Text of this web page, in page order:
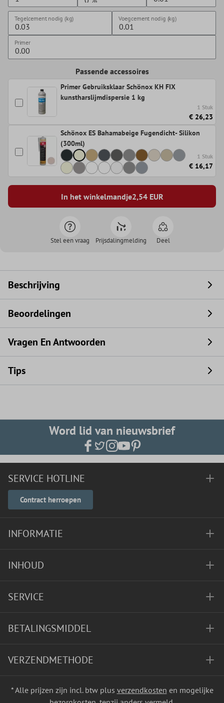
Tegelcement nodig (kg) Voegcement nodig (kg)
Primer
Passende accessoires
Primer Gebruiksklaar Schönox KH FIX
kunstharslijmdispersie 1 kg
1 Stuk
€ 26,23
Schönox ES Bahamabeige Fugendicht- Silikon
(300ml)
1 Stuk
€ 16,17
In het winkelmandje2,54EUR
Stel een vraag Prijsdalingmelding Deel
Beschrijving
Beoordelingen
Vragen En Antwoorden
Tips
Word lid van nieuwsbrief
SERVICE HOTLINE
Contract herroepen
INFORMATIE
INHOUD
SERVICE
BETALINGSMIDDEL
VERZENDMETHODE
* Alle prijzen zijn incl. btw plus verzendkosten en mogelijke